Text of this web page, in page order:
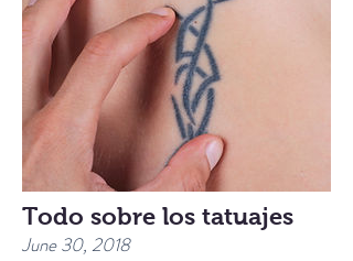
Todo sobre los tatuajes
June 30, 2018